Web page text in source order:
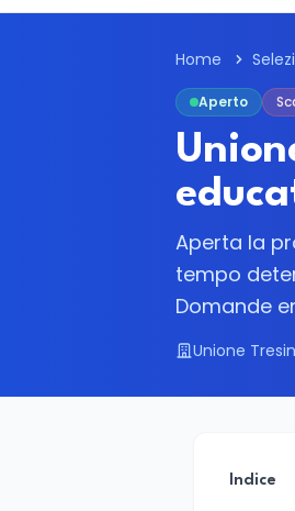
Home
Aperto
Aperta la
tempo
Domande
Unione
Indice